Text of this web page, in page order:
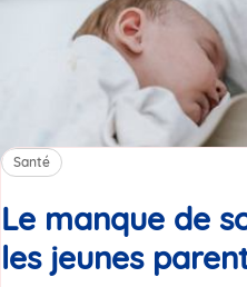
Santé
Le manque de
les jeunes